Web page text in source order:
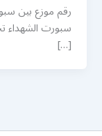
رقم موزع بين
سبورت الشهداء
[…]